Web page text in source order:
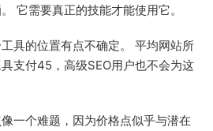
它需要真正的技能才能使用它。
具的位置有点不确定。 平均网站所
支付45，高级SEO用户也不会为这
一个难题，因为价格点似乎与潜在